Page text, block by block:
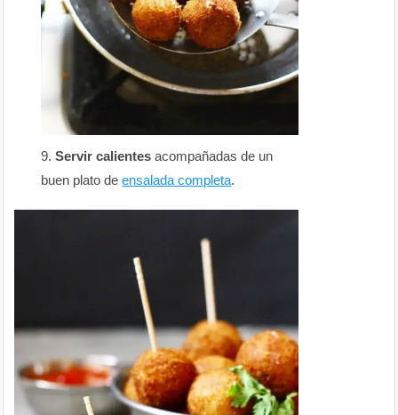
Servir calientes acompañadas de un
buen plato deensalada completa.